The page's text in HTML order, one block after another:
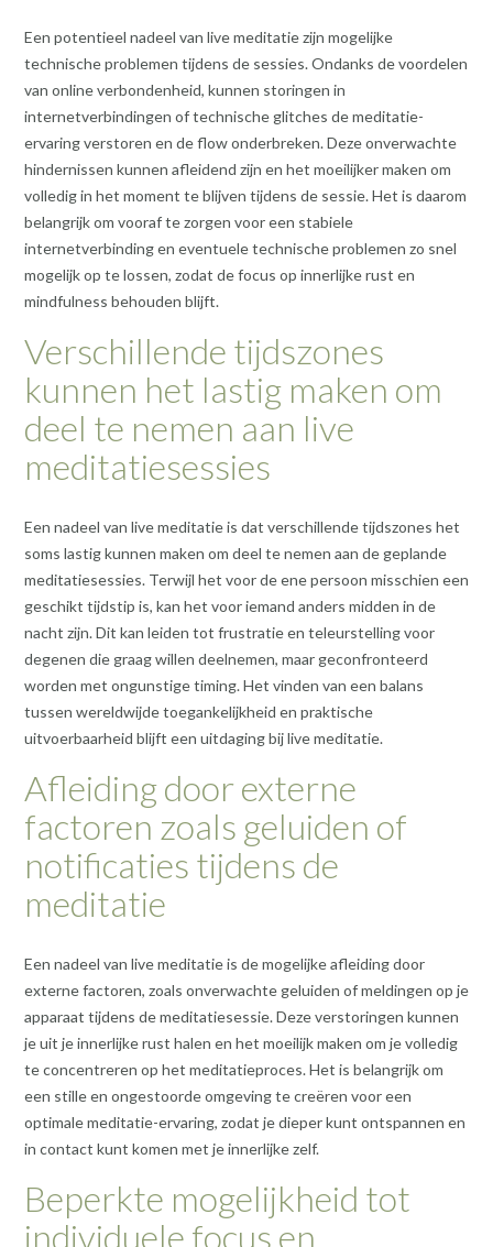
Een potentieel nadeel van live meditatie zijn mogelijke
technische problemen tijdens de sessies. Ondanks de voordelen
van online verbondenheid, kunnen storingen in
internetverbindingen of technische glitches de meditatie-
ervaring verstoren en de flow onderbreken. Deze onverwachte
hindernissen kunnen afleidend zijn en het moeilijker maken om
volledig in het moment te blijven tijdens de sessie. Het is daarom
belangrijk om vooraf te zorgen voor een stabiele
internetverbinding en eventuele technische problemen zo snel
mogelijk op te lossen, zodat de focus op innerlijke rust en
mindfulness behouden blijft.
Verschillende tijdszones
kunnen het lastig maken om
deel te nemen aan live
meditatiesessies
Een nadeel van live meditatie is dat verschillende tijdszones het
soms lastig kunnen maken om deel te nemen aan de geplande
meditatiesessies. Terwijl het voor de ene persoon misschien een
geschikt tijdstip is, kan het voor iemand anders midden in de
nacht zijn. Dit kan leiden tot frustratie en teleurstelling voor
degenen die graag willen deelnemen, maar geconfronteerd
worden met ongunstige timing. Het vinden van een balans
tussen wereldwijde toegankelijkheid en praktische
uitvoerbaarheid blijft een uitdaging bij live meditatie.
Afleiding door externe
factoren zoals geluiden of
notificaties tijdens de
meditatie
Een nadeel van live meditatie is de mogelijke afleiding door
externe factoren, zoals onverwachte geluiden of meldingen op je
apparaat tijdens de meditatiesessie. Deze verstoringen kunnen
je uit je innerlijke rust halen en het moeilijk maken om je volledig
te concentreren op het meditatieproces. Het is belangrijk om
een stille en ongestoorde omgeving te creëren voor een
optimale meditatie-ervaring, zodat je dieper kunt ontspannen en
in contact kunt komen met je innerlijke zelf.
Beperkte mogelijkheid tot
individuele focus en